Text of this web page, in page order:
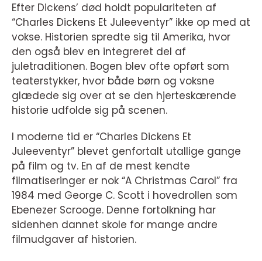
Efter Dickens’ død holdt populariteten af
“Charles Dickens Et Juleeventyr” ikke op med at
vokse. Historien spredte sig til Amerika, hvor
den også blev en integreret del af
juletraditionen. Bogen blev ofte opført som
teaterstykker, hvor både børn og voksne
glædede sig over at se den hjerteskærende
historie udfolde sig på scenen.
I moderne tid er “Charles Dickens Et
Juleeventyr” blevet genfortalt utallige gange
på film og tv. En af de mest kendte
filmatiseringer er nok “A Christmas Carol” fra
1984 med George C. Scott i hovedrollen som
Ebenezer Scrooge. Denne fortolkning har
sidenhen dannet skole for mange andre
filmudgaver af historien.